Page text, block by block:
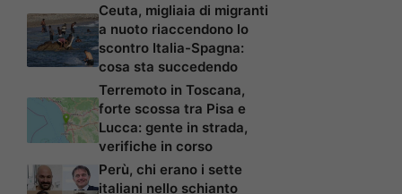
Ceuta, migliaia di migranti
a nuoto riaccendono lo
scontro Italia-Spagna:
cosa sta succedendo
Terremoto in Toscana,
forte scossa tra Pisa e
Lucca: gente in strada,
verifiche in corso
Perù, chi erano i sette
italiani nello schianto